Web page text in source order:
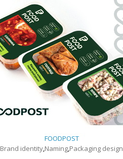
FOODPOST
Brand identity,Naming,Packaging design